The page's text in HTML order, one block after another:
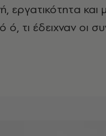
εργατικότητα και
τι έδειχναν οι